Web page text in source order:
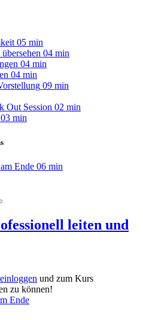
05 min
04 min
04 min
04 min
09 min
Out Session 02 min
03 min
Ende 06 min
leiten und
einloggen und zum Kurs
zu können!
Ende